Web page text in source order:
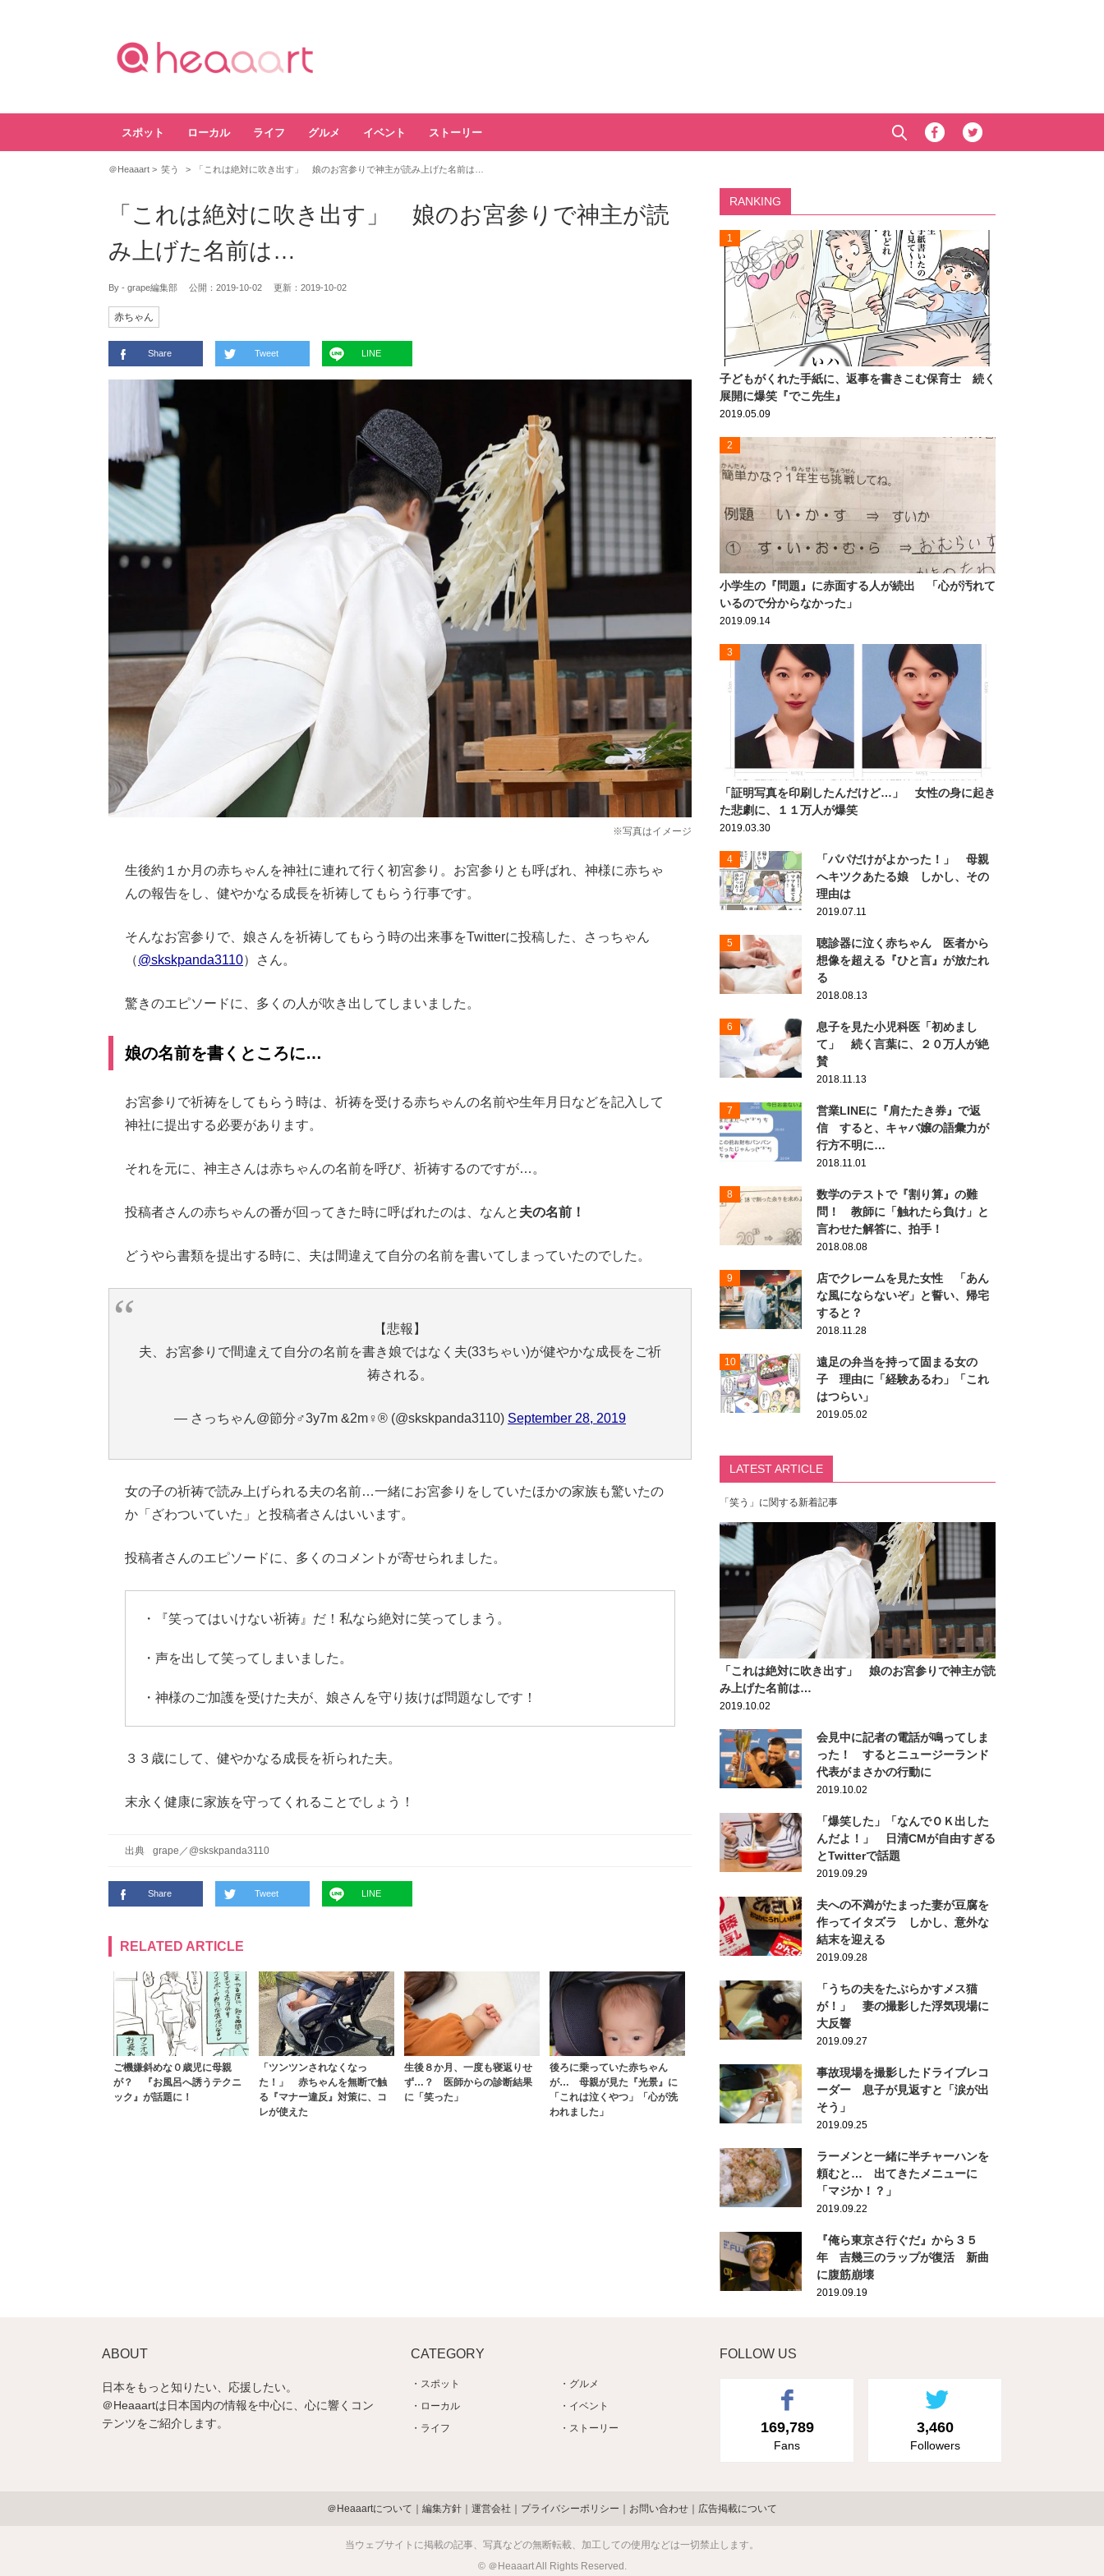
スポット ローカル ライフ グルメ イベント ストーリー
＠Heaaart 笑う 「これは絶対に吹き出す」 娘のお宮参りで神主が読み上げた名前は…
「これは絶対に吹き出す」 娘のお宮参りで神主が読
み上げた名前は…
By - grape編集部 公開： 2019-10-02 更新： 2019-10-02
赤ちゃん
Share Tweet LINE
※写真はイメージ
生後約１か月の赤ちゃんを神社に連れて行く初宮参り。お宮参りとも呼ばれ、神様に赤ちゃ
んの報告をし、健やかなる成長を祈祷してもらう行事です。
そんなお宮参りで、娘さんを祈祷してもらう時の出来事をTwitterに投稿した、さっちゃん
（@skskpanda3110）さん。
驚きのエピソードに、多くの人が吹き出してしまいました。
娘の名前を書くところに…
お宮参りで祈祷をしてもらう時は、祈祷を受ける赤ちゃんの名前や生年月日などを記入して
神社に提出する必要があります。
それを元に、神主さんは赤ちゃんの名前を呼び、祈祷するのですが…。
投稿者さんの赤ちゃんの番が回ってきた時に呼ばれたのは、なんと 夫の名前！
どうやら書類を提出する時に、夫は間違えて自分の名前を書いてしまっていたのでした。
【悲報】
夫、お宮参りで間違えて自分の名前を書き娘ではなく夫(33ちゃい)が健やかな成長をご祈
祷される。
— さっちゃん@節分♂3y7m &2m♀®︎ (@skskpanda3110) September 28, 2019
女の子の祈祷で読み上げられる夫の名前…一緒にお宮参りをしていたほかの家族も驚いたの
か「ざわついていた」と投稿者さんはいいます。
投稿者さんのエピソードに、多くのコメントが寄せられました。
・『笑ってはいけない祈祷』だ！私なら絶対に笑ってしまう。
・声を出して笑ってしまいました。
・神様のご加護を受けた夫が、娘さんを守り抜けば問題なしです！
３３歳にして、健やかなる成長を祈られた夫。
末永く健康に家族を守ってくれることでしょう！
出典 grape ／ @skskpanda3110
Share Tweet LINE
RELATED ARTICLE
ご機嫌斜めな０歳児に母親
が？ 『お風呂へ誘うテクニ
ック』が話題に！
「ツンツンされなくなっ
た！」 赤ちゃんを無断で触
る『マナー違反』対策に、コ
レが使えた
生後８か月、一度も寝返りせ
ず…？ 医師からの診断結果
に「笑った」
後ろに乗っていた赤ちゃん
が… 母親が見た『光景』に
「これは泣くやつ」「心が洗
われました」
RANKING
1
子どもがくれた手紙に、返事を書きこむ保育士 続く
展開に爆笑『でこ先生』
2019.05.09
2
小学生の『問題』に赤面する人が続出 「心が汚れて
いるので分からなかった」
2019.09.14
3
「証明写真を印刷したんだけど…」 女性の身に起き
た悲劇に、１１万人が爆笑
2019.03.30
4
「パパだけがよかった！」 母親
へキツクあたる娘 しかし、その
理由は
2019.07.11
5
聴診器に泣く赤ちゃん 医者から
想像を超える『ひと言』が放たれ
る
2018.08.13
6
息子を見た小児科医「初めまし
て」 続く言葉に、２０万人が絶
賛
2018.11.13
7
営業LINEに『肩たたき券』で返
信 すると、キャバ嬢の語彙力が
行方不明に…
2018.11.01
8
数学のテストで『割り算』の難
問！ 教師に「触れたら負け」と
言わせた解答に、拍手！
2018.08.08
9
店でクレームを見た女性 「あん
な風にならないぞ」と誓い、帰宅
すると？
2018.11.28
10
遠足の弁当を持って固まる女の
子 理由に「経験あるわ」「これ
はつらい」
2019.05.02
LATEST ARTICLE
「笑う」に関する新着記事
「これは絶対に吹き出す」 娘のお宮参りで神主が読
み上げた名前は…
2019.10.02
会見中に記者の電話が鳴ってしま
った！ するとニュージーランド
代表がまさかの行動に
2019.10.02
「爆笑した」「なんでＯＫ出した
んだよ！」 日清CMが自由すぎる
とTwitterで話題
2019.09.29
夫への不満がたまった妻が豆腐を
作ってイタズラ しかし、意外な
結末を迎える
2019.09.28
「うちの夫をたぶらかすメス猫
が！」 妻の撮影した浮気現場に
大反響
2019.09.27
事故現場を撮影したドライブレコ
ーダー 息子が見返すと「涙が出
そう」
2019.09.25
ラーメンと一緒に半チャーハンを
頼むと… 出てきたメニューに
「マジか！？」
2019.09.22
『俺ら東京さ行ぐだ』から３５
年 吉幾三のラップが復活 新曲
に腹筋崩壊
2019.09.19
ABOUT
日本をもっと知りたい、応援したい。
＠Heaaartは日本国内の情報を中心に、心に響くコン
テンツをご紹介します。
CATEGORY
スポット
ローカル
ライフ
グルメ
イベント
ストーリー
FOLLOW US
169,789
Fans
3,460
Followers
＠Heaaartについて 編集方針 運営会社 プライバシーポリシー お問い合わせ 広告掲載について
当ウェブサイトに掲載の記事、写真などの無断転載、加工しての使用などは一切禁止します。
© ＠Heaaart All Rights Reserved.